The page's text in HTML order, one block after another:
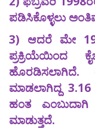
ಪಡಿಸಿಕೊಳ್ಳಲು
3) ಆದರೆ ಮೇ
ಪ್ರಕ್ರಿಯೆಯಿಂದ
ಮಾಡಲಾಗಿದ್ದ
ಹಂತ ಎಂಬುದಾಗಿ
ಮಾಡುತ್ತದೆ.